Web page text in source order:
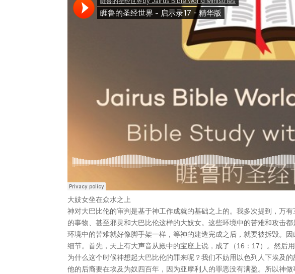
大妓女坐在众水之上
神对大巴比伦的审判是基于神工作成就的基础之上的。我多次提到，万
的事物、甚至邪灵和大巴比伦这样的大妓女。这些环境中的苦难和攻击
环境中的苦难就好像脚手架一样，等神的建造完成之后，就要被拆毁。
细节。首先，天上有大声音从殿中的宝座上说，成了（16：17）。然后
为什么这个时候神想起大巴比伦的罪来呢？我们不妨用以色列人下埃及
他的后裔要在埃及为奴四百年，因为亚摩利人的罪恶没有满盈。所以神